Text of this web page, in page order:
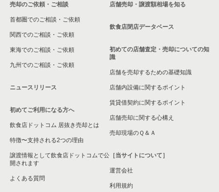
売却のご依頼・ご相談
首都圏でのご相談・ご依頼
関西でのご相談・ご依頼
東海でのご相談・ご依頼
九州でのご相談・ご依頼
ニュースリリース
初めてご利用になる方へ
飲食店ドットコム 居抜き売却とは
特徴〜支持される2つの理由
譲渡情報として飲食店ドットコムで公
開されます
よくある質問
店舗売却・譲渡額相場を知る
飲食店閉店データベース
初めての店舗査定・売却についての知
識
店舗を売却するための基礎知識
店舗内設備に関するポイント
賃貸借契約に関するポイント
店舗売却に関する心構え
売却現場のＱ＆Ａ
［当サイトについて］
運営会社
利用規約